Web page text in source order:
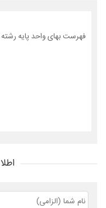
فهرست بهای واحد پایه رشته